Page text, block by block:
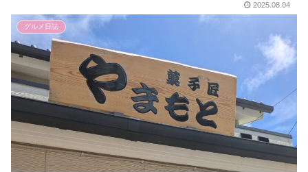
2025.08.04
グルメ日誌